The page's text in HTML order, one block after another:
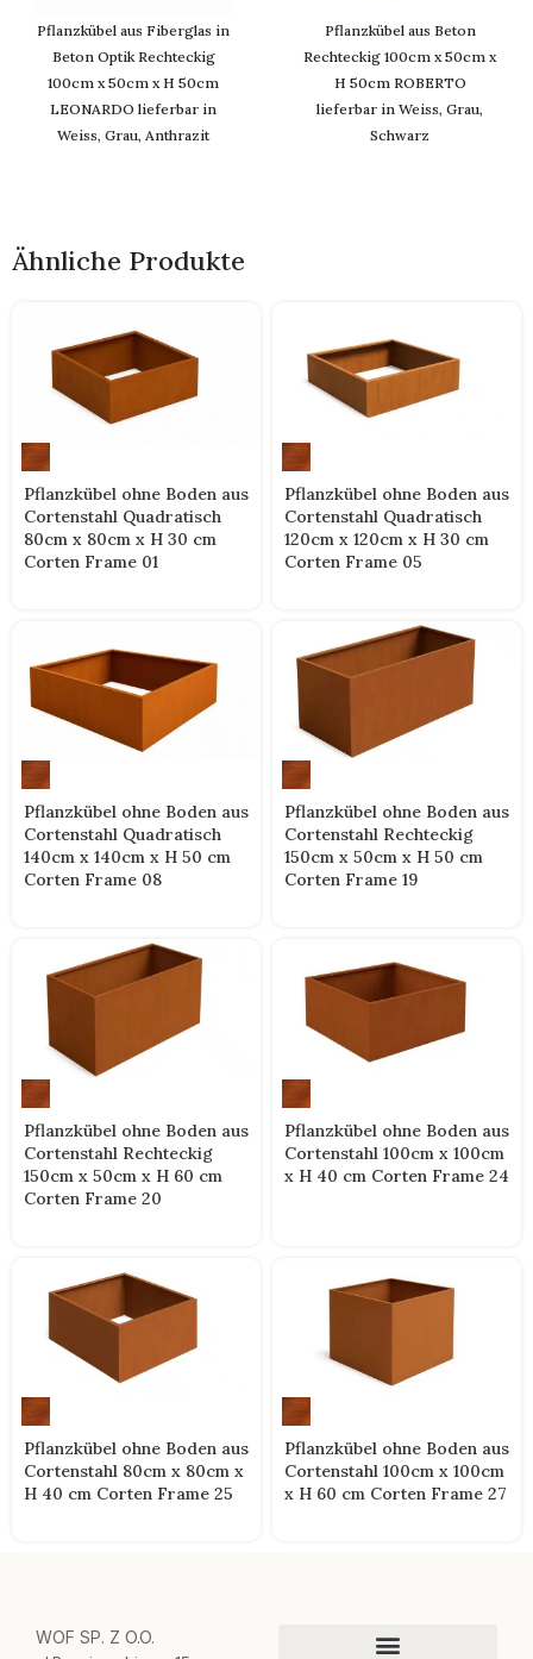
Pflanzkübel aus Fiberglas in
Beton Optik Rechteckig
100cm x 50cm x H 50cm
LEONARDO lieferbar in
Weiss, Grau, Anthrazit
Pflanzkübel aus Beton
Rechteckig 100cm x 50cm x
H 50cm ROBERTO
lieferbar in Weiss, Grau,
Schwarz
Ähnliche Produkte
Pflanzkübel ohne Boden aus
Cortenstahl Quadratisch
80cm x 80cm x H 30 cm
Corten Frame 01
Pflanzkübel ohne Boden aus
Cortenstahl Quadratisch
120cm x 120cm x H 30 cm
Corten Frame 05
Pflanzkübel ohne Boden aus
Cortenstahl Quadratisch
140cm x 140cm x H 50 cm
Corten Frame 08
Pflanzkübel ohne Boden aus
Cortenstahl Rechteckig
150cm x 50cm x H 50 cm
Corten Frame 19
Pflanzkübel ohne Boden aus
Cortenstahl Rechteckig
150cm x 50cm x H 60 cm
Corten Frame 20
Pflanzkübel ohne Boden aus
Cortenstahl 100cm x 100cm
x H 40 cm Corten Frame 24
Pflanzkübel ohne Boden aus
Cortenstahl 80cm x 80cm x
H 40 cm Corten Frame 25
Pflanzkübel ohne Boden aus
Cortenstahl 100cm x 100cm
x H 60 cm Corten Frame 27
WOF SP. Z O.O.